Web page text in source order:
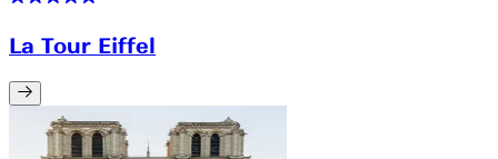
La Tour Eiffel